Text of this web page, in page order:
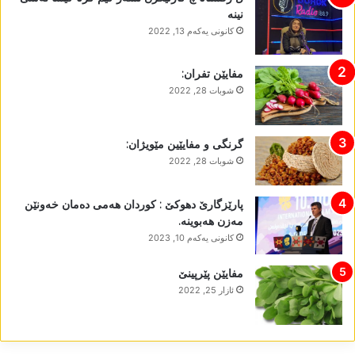
نینە
كانونی یه‌كه‌م 13, 2022
مفایێن تفران:
شوبات 28, 2022
گرنگی و مفایێین مێویژان:
شوبات 28, 2022
پارێزگارێ دھوکێ : کوردان ھەمی دەمان خەونێن
مەزن ھەبوینە.
كانونی یه‌كه‌م 10, 2023
مفایێن پێرپینێ
ئازار 25, 2022